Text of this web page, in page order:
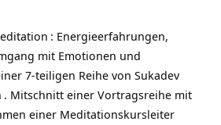
: Energieerfahrungen,
mit Emotionen und
7-teiligen Reihe von Sukadev
. Mitschnitt einer Vortragsreihe mit
einer Meditationskursleiter